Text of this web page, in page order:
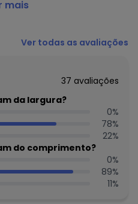
Feminino Verde
DE MALHAS LTDA / CNPJ
produto: Lavar na
mínima.
Algodao
mais
Ver todas as avaliações
37 avaliações
da largura?
0%
78%
22%
do comprimento?
0%
89%
11%